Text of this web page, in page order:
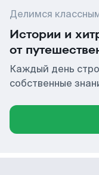
Делимся
Истории и
от
Каждый день
собственные